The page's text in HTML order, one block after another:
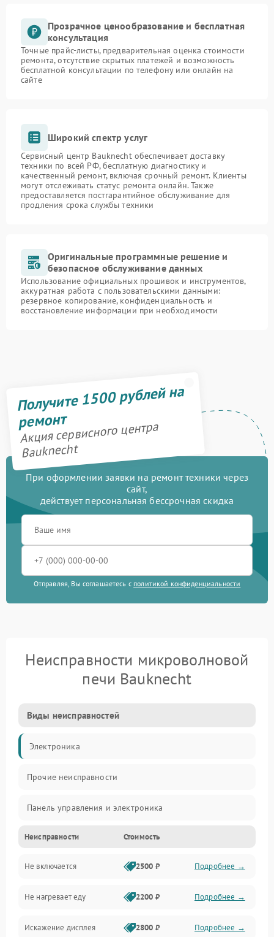
Прозрачное ценообразование и бесплатная
консультация
Точные прайс-листы, предварительная оценка стоимости
ремонта, отсутствие скрытых платежей и возможность
бесплатной консультации по телефону или онлайн на
сайте
Широкий спектр услуг
Сервисный центр Bauknecht обеспечивает доставку
техники по всей РФ, бесплатную диагностику и
качественный ремонт, включая срочный ремонт. Клиенты
могут отслеживать статус ремонта онлайн. Также
предоставляется постгарантийное обслуживание для
продления срока службы техники
Оригинальные программные решение и
безопасное обслуживание данных
Использование официальных прошивок и инструментов,
аккуратная работа с пользовательскими данными:
резервное копирование, конфиденциальность и
восстановление информации при необходимости
Получите 1500 рублей на
ремонт
Акция сервисного центра
Bauknecht
При оформлении заявки на ремонт техники через
сайт,
действует персональная бессрочная скидка
Отправляя, Вы соглашаетесь с политикой конфиденциальности
Неисправности микроволновой
печи Bauknecht
Виды неисправностей
Электроника
Прочие неисправности
Панель управления и электроника
Дверца и корпус
Механика и внутренние элементы
Механические повреждения
Питание и запуск
Неисправности Стоимость
Не включается 2500 ₽ Подробнее →
Не нагревает еду 2200 ₽ Подробнее →
Искажение дисплея 2800 ₽ Подробнее →